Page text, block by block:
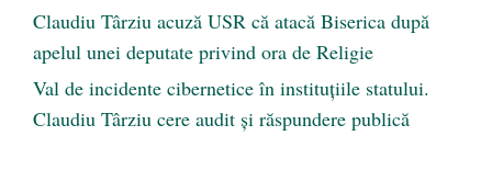
Claudiu Târziu acuză USR că atacă Biserica după
apelul unei deputate privind ora de Religie
Val de incidente cibernetice în instituțiile statului.
Claudiu Târziu cere audit și răspundere publică